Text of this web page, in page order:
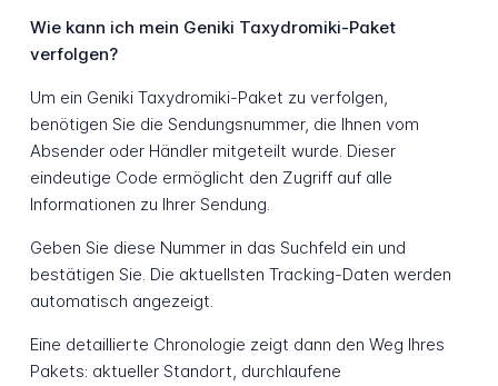
Wie kann ich mein Geniki Taxydromiki-Paket
verfolgen?
Um ein Geniki Taxydromiki-Paket zu verfolgen,
benötigen Sie die Sendungsnummer, die Ihnen vom
Absender oder Händler mitgeteilt wurde. Dieser
eindeutige Code ermöglicht den Zugriff auf alle
Informationen zu Ihrer Sendung.
Geben Sie diese Nummer in das Suchfeld ein und
bestätigen Sie. Die aktuellsten Tracking-Daten werden
automatisch angezeigt.
Eine detaillierte Chronologie zeigt dann den Weg Ihres
Pakets: aktueller Standort, durchlaufene